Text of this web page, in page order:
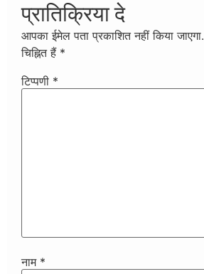
प्रातिक्रिया दे
आपका ईमेल पता प्रकाशित नहीं किया जाएगा.
चिह्नित हैं *
टिप्पणी *
नाम *